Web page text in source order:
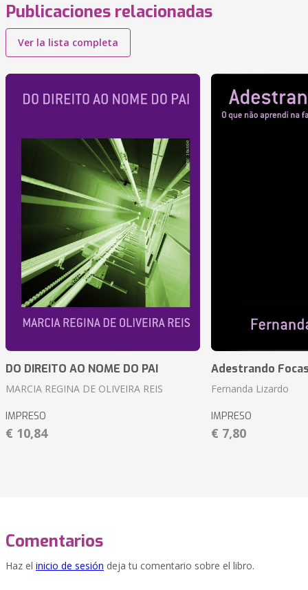
Publicaciones relacionadas
Ver la lista completa
DO DIREITO AO NOME DO PAI
MARCIA REGINA DE OLIVEIRA REIS
IMPRESO
€ 10,84
Adestrando
Fernanda Lizardo
IMPRESO
€ 7,80
Comentarios
Haz el inicio de sesión deja tu comentario sobre el libro.